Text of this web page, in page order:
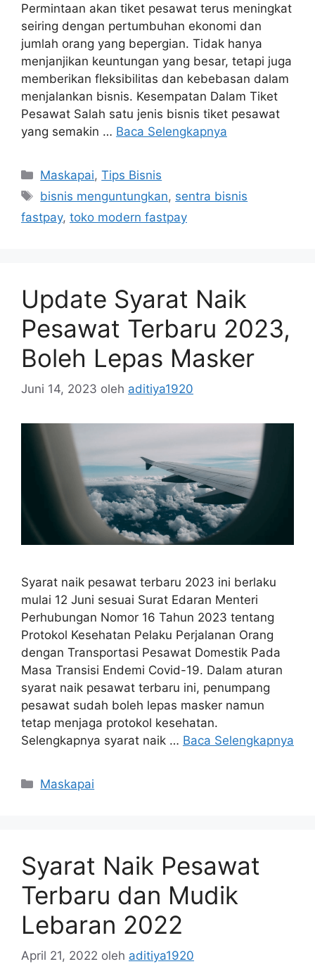
Permintaan akan tiket pesawat terus meningkat
seiring dengan pertumbuhan ekonomi dan
jumlah orang yang bepergian. Tidak hanya
menjanjikan keuntungan yang besar, tetapi juga
memberikan fleksibilitas dan kebebasan dalam
menjalankan bisnis. Kesempatan Dalam Tiket
Pesawat Salah satu jenis bisnis tiket pesawat
yang semakin … Baca Selengkapnya
Maskapai,Tips Bisnis
bisnis menguntungkan, sentra bisnis
fastpay, toko modern fastpay
Update Syarat Naik
Pesawat Terbaru 2023,
Boleh Lepas Masker
Juni 14, 2023 oleh aditiya1920
Syarat naik pesawat terbaru 2023 ini berlaku
mulai 12 Juni sesuai Surat Edaran Menteri
Perhubungan Nomor 16 Tahun 2023 tentang
Protokol Kesehatan Pelaku Perjalanan Orang
dengan Transportasi Pesawat Domestik Pada
Masa Transisi Endemi Covid-19. Dalam aturan
syarat naik pesawat terbaru ini, penumpang
pesawat sudah boleh lepas masker namun
tetap menjaga protokol kesehatan.
Selengkapnya syarat naik … Baca Selengkapnya
Maskapai
Syarat Naik Pesawat
Terbaru dan Mudik
Lebaran 2022
April 21, 2022 oleh aditiya1920